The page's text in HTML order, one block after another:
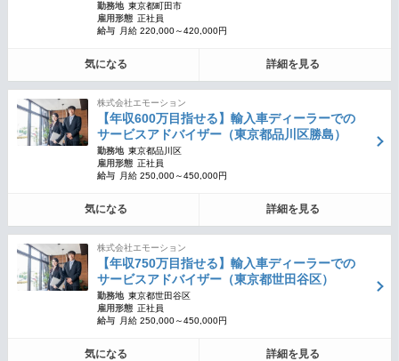
勤務地 東京都町田市
雇用形態 正社員
給与
月給 220,000～420,000円
気になる 詳細を見る
株式会社エモーション
【年収600万目指せる】輸入車ディーラーでの
サービスアドバイザー（東京都品川区勝島）
勤務地 東京都品川区
雇用形態 正社員
給与
月給 250,000～450,000円
気になる 詳細を見る
株式会社エモーション
【年収750万目指せる】輸入車ディーラーでの
サービスアドバイザー（東京都世田谷区）
勤務地 東京都世田谷区
雇用形態 正社員
給与
月給 250,000～450,000円
気になる 詳細を見る